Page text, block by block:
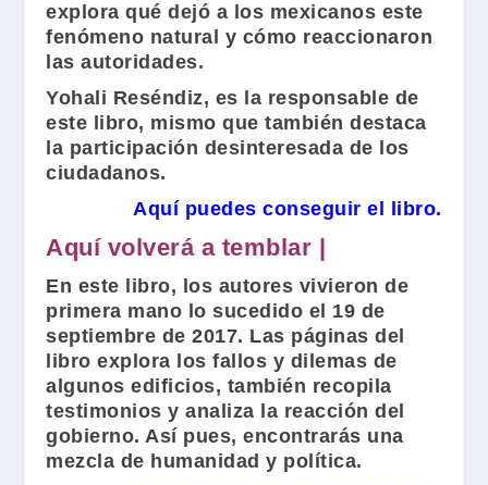
explora qué dejó a los mexicanos este
fenómeno natural y cómo reaccionaron
las autoridades.
Yohali Reséndiz, es la responsable de
este libro, mismo que también destaca
la participación desinteresada de los
ciudadanos.
Aquí puedes conseguir el libro.
Aquí volverá a temblar |
En este libro, los autores vivieron de
primera mano lo sucedido el 19 de
septiembre de 2017. Las páginas del
libro explora los fallos y dilemas de
algunos edificios, también recopila
testimonios y analiza la reacción del
gobierno. Así pues, encontrarás una
mezcla de humanidad y política.